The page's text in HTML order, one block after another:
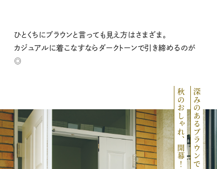
ひとくちにブラウンと言っても見え方はさまざま。
カジュアルに着こなすならダークトーンで引き締めるのが
◎
深みのあるブラウンで
秋のおしゃれ、開幕！